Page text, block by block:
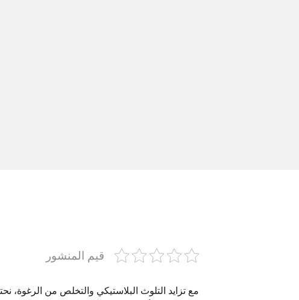
قيم المنشور
مع تزايد التلوث البلاستيكي والتخلص من